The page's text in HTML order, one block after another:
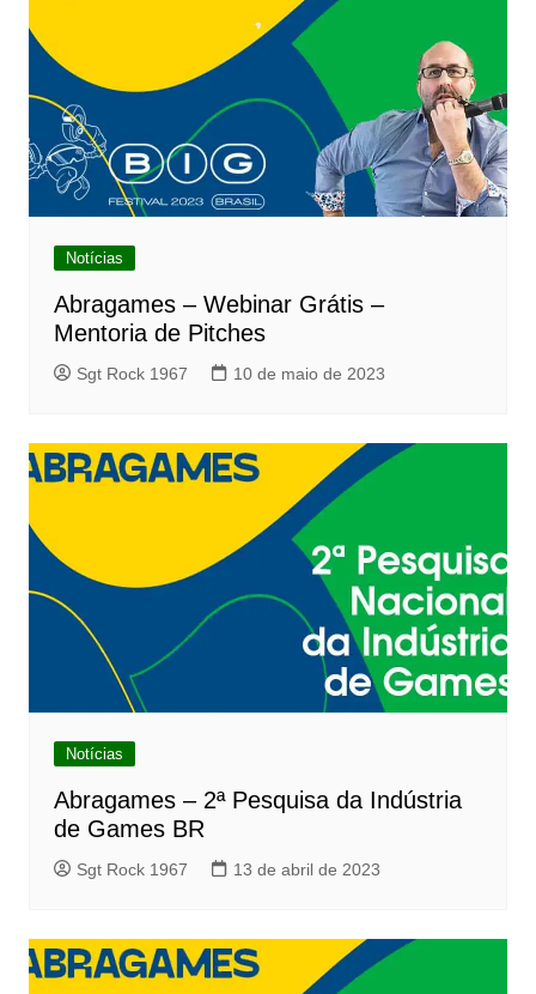
Notícias
Abragames – Webinar Grátis –
Mentoria de Pitches
Sgt Rock 1967 10 de maio de 2023
Notícias
Abragames – 2ª Pesquisa da Indústria
de Games BR
Sgt Rock 1967 13 de abril de 2023